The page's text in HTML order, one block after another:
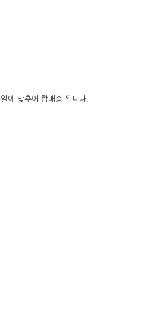
에 맞추어 합배송 됩니다.